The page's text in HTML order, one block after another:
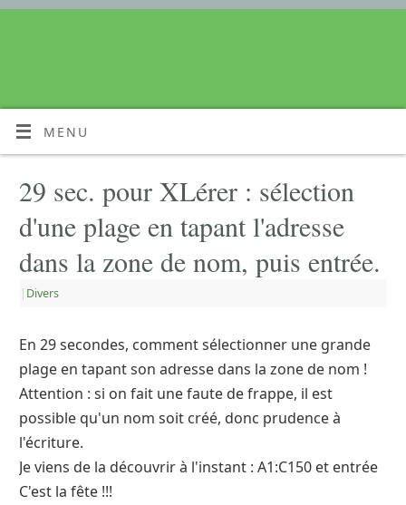
MENU
29 sec. pour XLérer : sélection
d'une plage en tapant l'adresse
dans la zone de nom, puis entrée.
| Divers
En 29 secondes, comment sélectionner une grande
plage en tapant son adresse dans la zone de nom !
Attention : si on fait une faute de frappe, il est
possible qu'un nom soit créé, donc prudence à
l'écriture.
Je viens de la découvrir à l'instant : A1:C150 et entrée
C'est la fête !!!